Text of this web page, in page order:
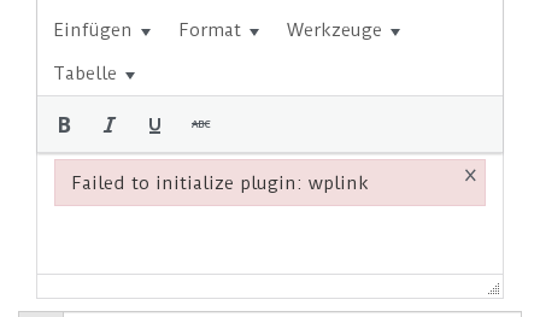
Einfügen
Format
Werkzeuge
Tabelle
Failed to initialize plugin: wplink ×
Failed to initialize plugin: wplink